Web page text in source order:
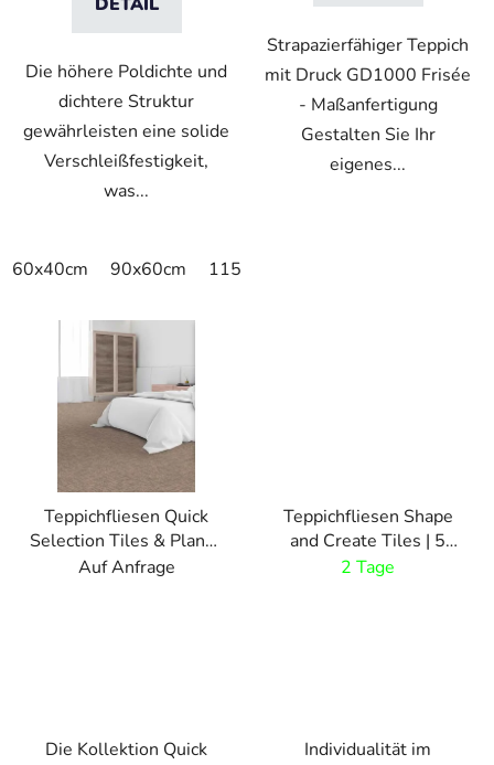
DETAIL
Die höhere Poldichte und
dichtere Struktur
gewährleisten eine solide
Verschleißfestigkeit,
was...
60x40cm 90x60cm 115x115cm
Strapazierfähiger Teppich
mit Druck GD1000 Frisée
- Maßanfertigung
Gestalten Sie Ihr
eigenes...
Teppichfliesen Quick
Selection Tiles & Planks
| 17 Designs
Auf Anfrage
Die Kollektion Quick
Teppichfliesen Shape
and Create Tiles | 5
einzigartige Formen
2 Tage
Individualität im